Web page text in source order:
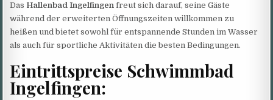
Das Hallenbad Ingelfingen freut sich darauf, seine Gäste
während der erweiterten Öffnungszeiten willkommen zu
heißen und bietet sowohl für entspannende Stunden im Wasser
als auch für sportliche Aktivitäten die besten Bedingungen.
Eintrittspreise Schwimmbad
Ingelfingen: